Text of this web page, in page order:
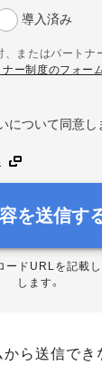
導入済み
またはパートナ
ー制度のフォー
について同意し
を送信す
ードURLを記載
します。
ら送信でき